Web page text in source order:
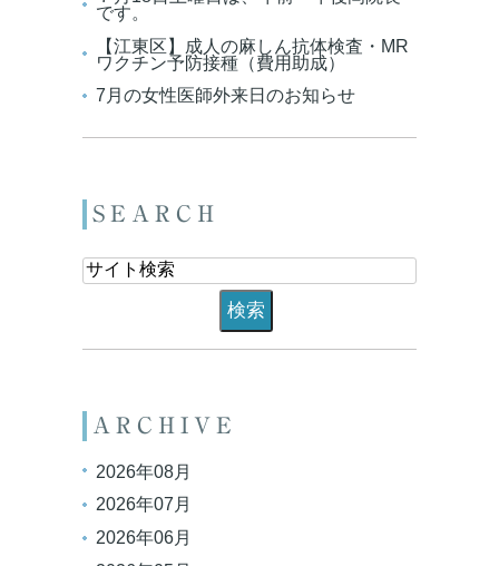
です。
【江東区】成人の麻しん抗体検査・MR
ワクチン予防接種（費用助成）
7月の女性医師外来日のお知らせ
SEARCH
ARCHIVE
2026年08月
2026年07月
2026年06月